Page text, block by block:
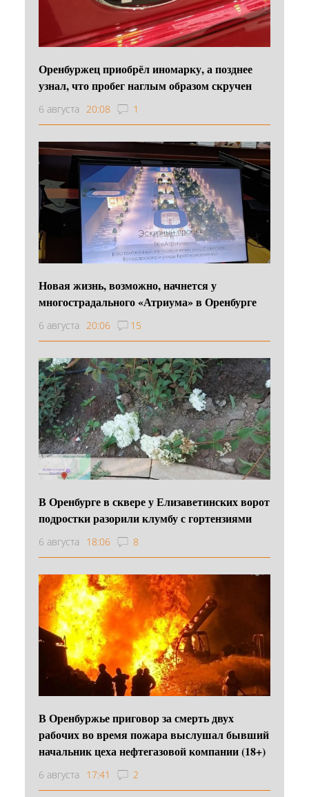
Оренбуржец приобрёл иномарку, а позднее
узнал, что пробег наглым образом скручен
6 августа 20:08 1
Новая жизнь, возможно, начнется у
многострадального «Атриума» в Оренбурге
6 августа 20:06 15
В Оренбурге в сквере у Елизаветинских ворот
подростки разорили клумбу с гортензиями
6 августа 18:06 8
В Оренбуржье приговор за смерть двух
рабочих во время пожара выслушал бывший
начальник цеха нефтегазовой компании (18+)
6 августа 17:41 2